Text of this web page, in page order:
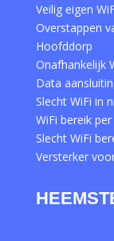
Veilig eigen
Overstappen
Hoofddorp
Onafhankelijk
Data
Slecht WiFi in
WiFi bereik
Slecht WiFi
Versterker